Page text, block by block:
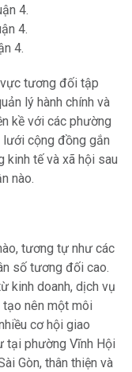
4.
4.
4.
vực tương đối tập
lý hành chính và
kề với các phường
lưới cộng đồng gắn
kinh tế và xã hội sau
nào.
tương tự như các
số tương đối cao.
kinh doanh, dịch vụ
nên một môi
cơ hội giao
tại phường Vĩnh Hội
Gòn, thân thiện và